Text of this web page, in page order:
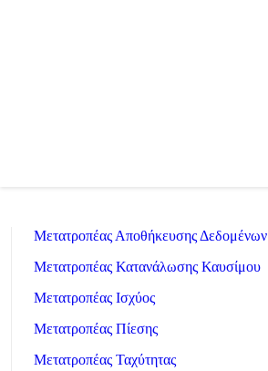
Μετατροπέας Αποθήκευσης Δεδομένων
Μετατροπέας Κατανάλωσης Καυσίμου
Μετατροπέας Ισχύος
Μετατροπέας Πίεσης
Μετατροπέας Ταχύτητας